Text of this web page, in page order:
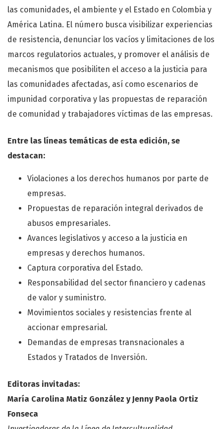
las comunidades, el ambiente y el Estado en Colombia y
América Latina. El número busca visibilizar experiencias
de resistencia, denunciar los vacíos y limitaciones de los
marcos regulatorios actuales, y promover el análisis de
mecanismos que posibiliten el acceso a la justicia para
las comunidades afectadas, así como escenarios de
impunidad corporativa y las propuestas de reparación
de comunidad y trabajadores víctimas de las empresas.
Entre las líneas temáticas de esta edición, se
destacan:
Violaciones a los derechos humanos por parte de
empresas.
Propuestas de reparación integral derivados de
abusos empresariales.
Avances legislativos y acceso a la justicia en
empresas y derechos humanos.
Captura corporativa del Estado.
Responsabilidad del sector financiero y cadenas
de valor y suministro.
Movimientos sociales y resistencias frente al
accionar empresarial.
Demandas de empresas transnacionales a
Estados y Tratados de Inversión.
Editoras invitadas:
María Carolina Matiz González y Jenny Paola Ortiz
Fonseca